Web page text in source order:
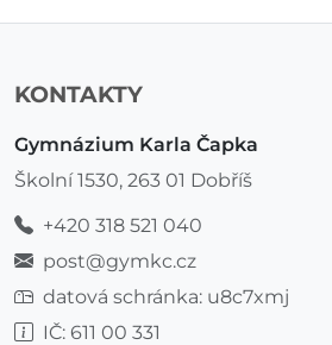
KONTAKTY
Gymnázium Karla Čapka
Školní 1530, 263 01 Dobříš
+420 318 521 040
post@gymkc.cz
datová schránka: u8c7xmj
IČ: 611 00 331